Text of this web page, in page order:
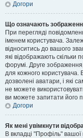
Догори
Що означають
При перегляді
іменем користувача.
відноситись до вашого
які відображають
форумі. Друге
для кожного користувача.
дозволені аватари, і які
не можете
ви можете запитати його
Догори
Як мені увімкнути
В вкладці "Профіль"